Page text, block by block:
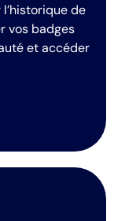
de
vos badges
et accéder